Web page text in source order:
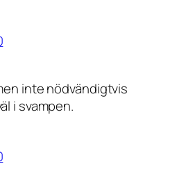
inte nödvändigtvis
i svampen.